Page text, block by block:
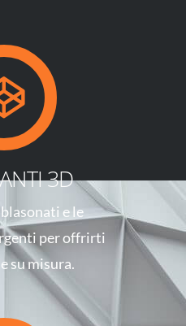
3D
e le
per offrirti
su misura.